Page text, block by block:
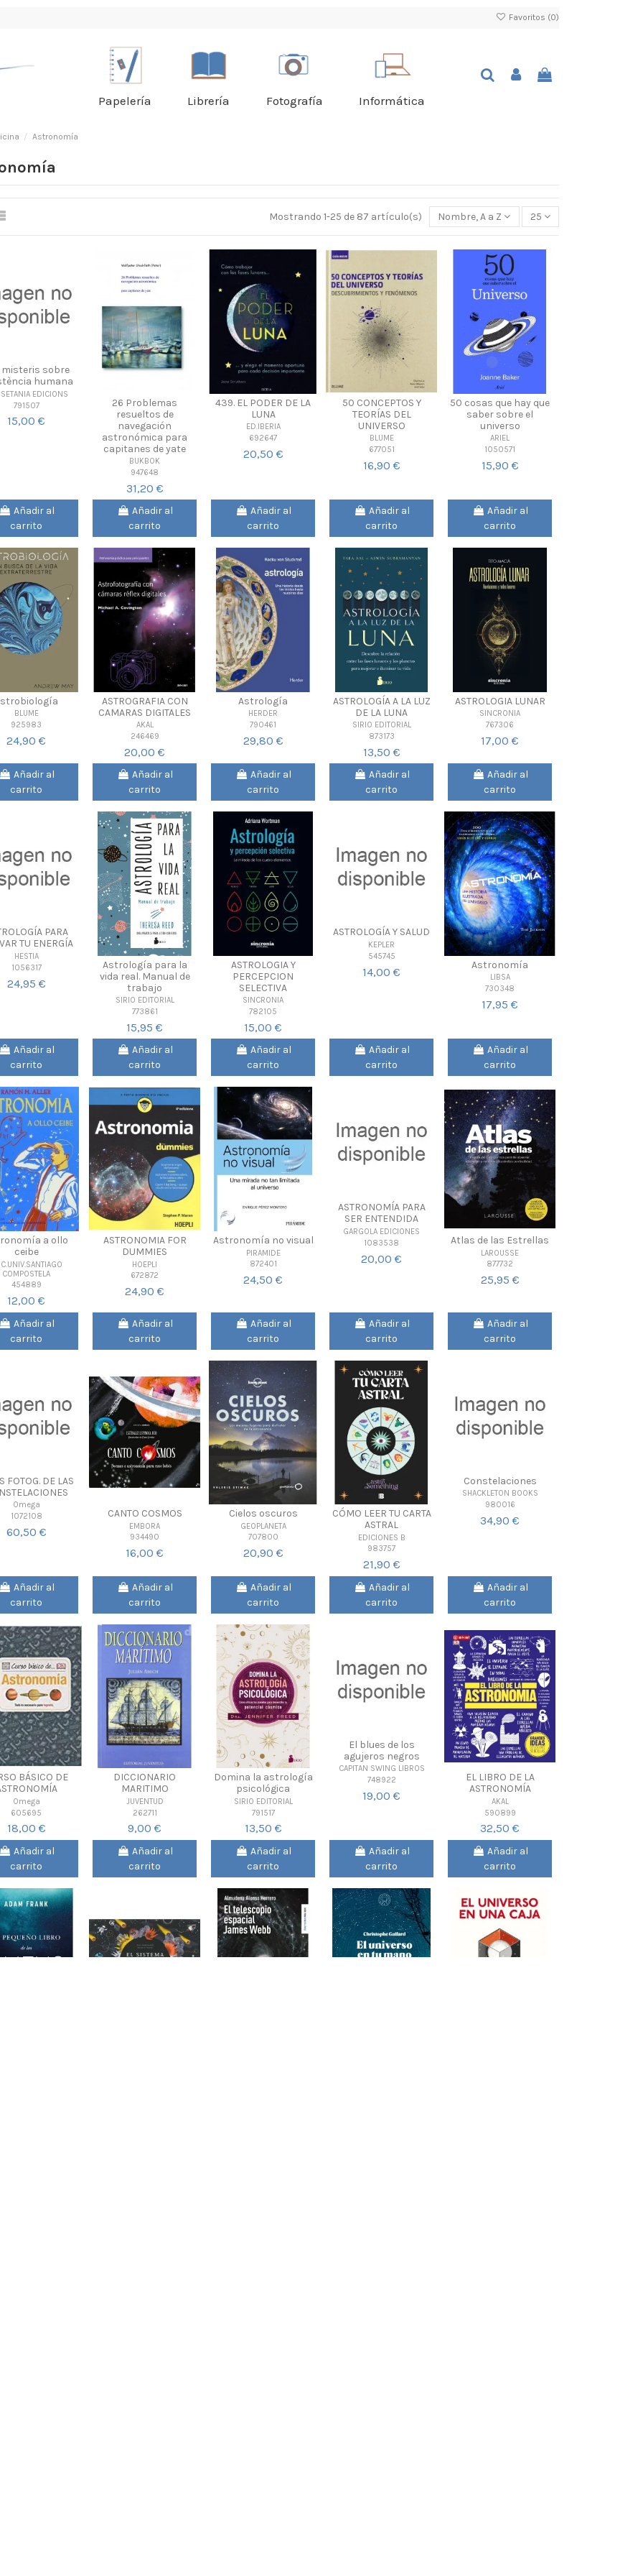
Favoritos (0)
Papelería Librería Fotografía Informática
Astronomía
Mostrando 1-25 de 87 artículo(s) Nombre, A a Z 25
misteris sobre
humana
EDICIONS
791507
15,00 €
Añadir al
carrito
26 Problemas
resueltos de
navegación
astronómica para
capitanes de yate
BUKBOK
947648
31,20 €
Añadir al
carrito
439. EL PODER DE LA
LUNA
ED.IBERIA
692647
20,50 €
Añadir al
carrito
50 CONCEPTOS Y
TEORÍAS DEL
UNIVERSO
BLUME
677051
16,90 €
Añadir al
carrito
50 cosas que hay que
saber sobre el
universo
ARIEL
1050571
15,90 €
Añadir al
carrito
BLUME
925983
24,90 €
Añadir al
carrito
ASTROGRAFIA CON
CAMARAS DIGITALES
AKAL
246469
20,00 €
Añadir al
carrito
Astrología
HERDER
790461
29,80 €
Añadir al
carrito
ASTROLOGÍA A LA LUZ
DE LA LUNA
SIRIO EDITORIAL
873173
13,50 €
Añadir al
carrito
ASTROLOGIA LUNAR
SINCRONIA
767306
17,00 €
Añadir al
carrito
PARA
TU ENERGÍA
HESTIA
1056317
24,95 €
Añadir al
carrito
Astrología para la
vida real. Manual de
trabajo
SIRIO EDITORIAL
773861
15,95 €
Añadir al
carrito
ASTROLOGIA Y
PERCEPCION
SELECTIVA
SINCRONIA
782105
15,00 €
Añadir al
carrito
ASTROLOGÍA Y SALUD
KEPLER
545745
14,00 €
Añadir al
carrito
Astronomía
LIBSA
730348
17,95 €
Añadir al
carrito
a ollo
ceibe
COMPOSTELA
454889
12,00 €
Añadir al
carrito
ASTRONOMIA FOR
DUMMIES
HOEPLI
672872
24,90 €
Añadir al
carrito
Astronomía no visual
PIRAMIDE
872401
24,50 €
Añadir al
carrito
ASTRONOMÍA PARA
SER ENTENDIDA
GARGOLA EDICIONES
1083538
20,00 €
Añadir al
carrito
Atlas de las Estrellas
LAROUSSE
877732
25,95 €
Añadir al
carrito
FOTOG. DE LAS
Omega
1072108
60,50 €
Añadir al
carrito
CANTO COSMOS
EMBORA
934490
16,00 €
Añadir al
carrito
Cielos oscuros
GEOPLANETA
707800
20,90 €
Añadir al
carrito
CÓMO LEER TU CARTA
ASTRAL
EDICIONES B
983757
21,90 €
Añadir al
carrito
Constelaciones
SHACKLETON BOOKS
980016
34,90 €
Añadir al
carrito
BÁSICO DE
Omega
605695
18,00 €
Añadir al
carrito
DICCIONARIO
MARITIMO
JUVENTUD
262711
9,00 €
Añadir al
carrito
Domina la astrología
psicológica
SIRIO EDITORIAL
791517
13,50 €
Añadir al
carrito
El blues de los
agujeros negros
CAPITAN SWING LIBROS
748922
19,00 €
Añadir al
carrito
EL LIBRO DE LA
ASTRONOMÍA
AKAL
590899
32,50 €
Añadir al
carrito